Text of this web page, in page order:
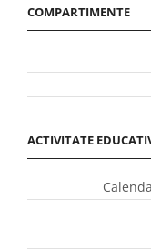
COMPARTIMENTE
ACTIVITATE